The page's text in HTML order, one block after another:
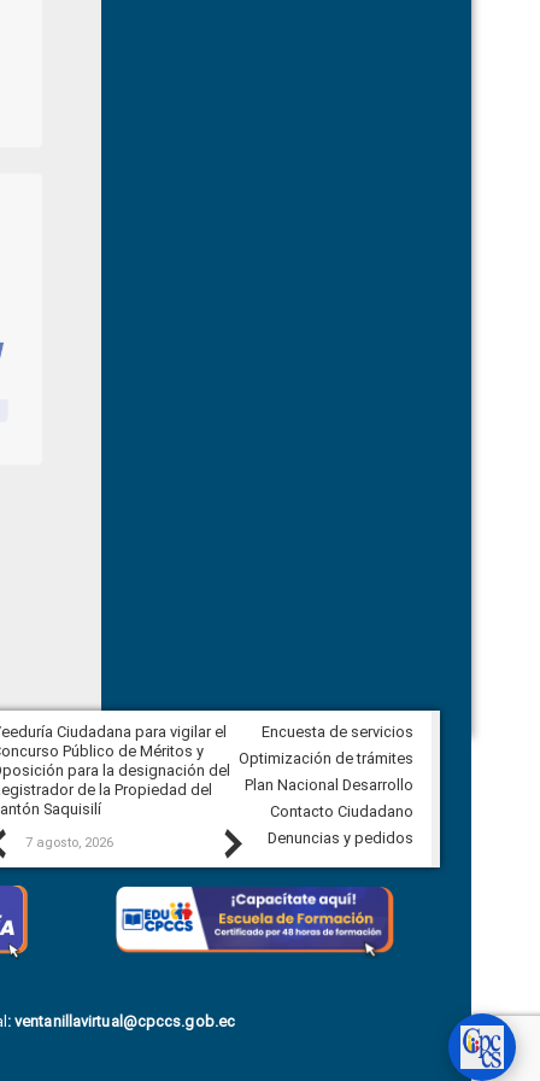
Previous
Ciudadana para vigilar el
Público de Méritos y
para la designación del
de la Propiedad del
Saquisilí
7 agosto, 2026
Veeduría Ciudadana para vigilar la
construcción del asfaltado de
Ballenita del cantón Santa Elena
7 agosto, 2026
Next
Encuesta de servicios
Optimización de trámites
Plan Nacional Desarrollo
Contacto Ciudadano
Denuncias y pedidos
:ventanillavirtual@cpccs.gob.ec